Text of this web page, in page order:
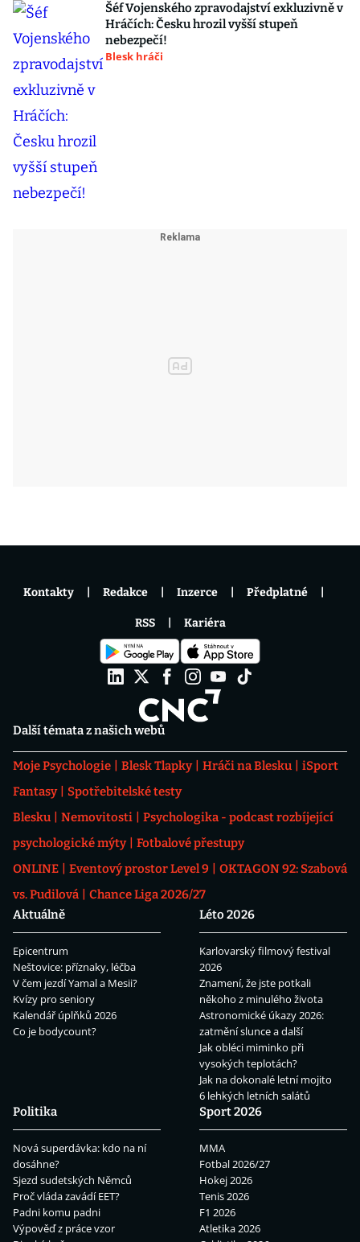
Šéf Vojenského zpravodajství exkluzivně v
Hráčích: Česku hrozil vyšší stupeň
nebezpečí!
Blesk hráči
Další témata z našich webů
Moje Psychologie Blesk Tlapky Hráči na Blesku
iSport
Fantasy
Spotřebitelské testy
Blesku
Nemovitosti
Psychologika - podcast rozbíjející
psychologické mýty
Fotbalové přestupy
ONLINE
Eventový prostor Level 9
OKTAGON 92: Szabová
vs. Pudilová
Chance Liga 2026/27
Aktuálně
Epicentrum
Neštovice: příznaky, léčba
V čem jezdí Yamal a Mesii?
Kvízy pro seniory
Kalendář úplňků 2026
Co je bodycount?
Léto 2026
Karlovarský filmový festival
2026
Znamení, že jste potkali
někoho z minulého života
Astronomické úkazy 2026:
zatmění slunce a další
Jak obléci miminko při
vysokých teplotách?
Jak na dokonalé letní mojito
6 lehkých letních salátů
Politika
Nová superdávka: kdo na ní
dosáhne?
Sjezd sudetských Němců
Proč vláda zavádí EET?
Padni komu padni
Výpověď z práce vzor
Sport 2026
MMA
Fotbal 2026/27
Hokej 2026
Tenis 2026
F1 2026
Atletika 2026
Kontakty Redakce Inzerce Předplatné
RSS Kariéra